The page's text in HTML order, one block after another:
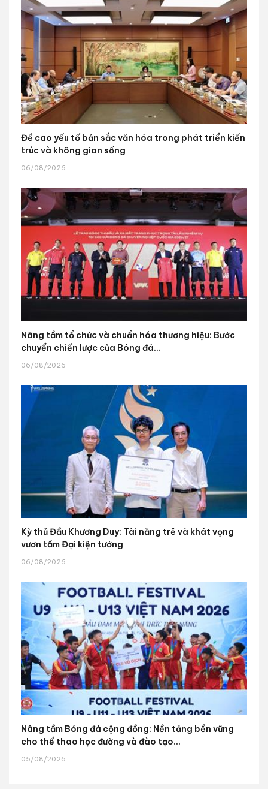
Đề cao yếu tố bản sắc văn hóa trong phát triển kiến
trúc và không gian sống
06/08/2026
Nâng tầm tổ chức và chuẩn hóa thương hiệu: Bước
chuyển chiến lược của Bóng đá...
06/08/2026
Kỳ thủ Đầu Khương Duy: Tài năng trẻ và khát vọng
vươn tầm Đại kiện tướng
06/08/2026
Nâng tầm Bóng đá cộng đồng: Nền tảng bền vững
cho thể thao học đường và đào tạo...
05/08/2026